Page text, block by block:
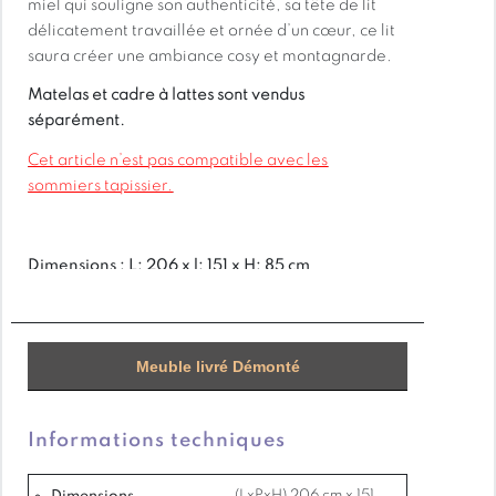
miel qui souligne son authenticité, sa tête de lit
délicatement travaillée et ornée d’un cœur, ce lit
saura créer une ambiance cosy et montagnarde.
Matelas et cadre à lattes sont vendus
séparément.
Cet article n’est pas compatible avec les
sommiers tapissier.
Dimensions : L: 206 x l: 151 x H: 85 cm
Livraison : Meuble livré Démonté
Meuble livré Démonté
Informations techniques